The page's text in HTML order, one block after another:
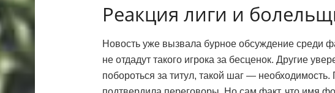
Реакция лиги и
Новость уже вызвала бурное обсуждение среди
не отдадут такого игрока за бесценок. Другие
побороться за титул, такой шаг —